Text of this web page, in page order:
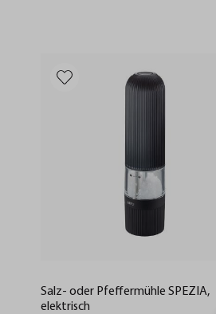
Salz- oder Pfeffermühle SPEZIA,
elektrisch